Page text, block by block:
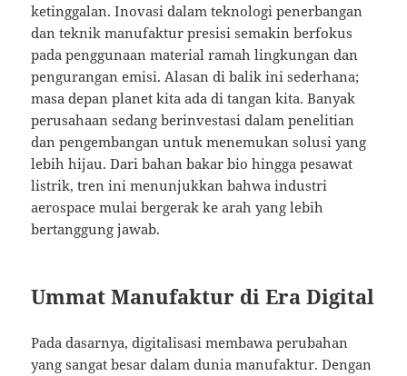
ketinggalan. Inovasi dalam teknologi penerbangan
dan teknik manufaktur presisi semakin berfokus
pada penggunaan material ramah lingkungan dan
pengurangan emisi. Alasan di balik ini sederhana;
masa depan planet kita ada di tangan kita. Banyak
perusahaan sedang berinvestasi dalam penelitian
dan pengembangan untuk menemukan solusi yang
lebih hijau. Dari bahan bakar bio hingga pesawat
listrik, tren ini menunjukkan bahwa industri
aerospace mulai bergerak ke arah yang lebih
bertanggung jawab.
Ummat Manufaktur di Era Digital
Pada dasarnya, digitalisasi membawa perubahan
yang sangat besar dalam dunia manufaktur. Dengan